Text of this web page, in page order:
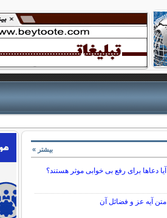
آیا دعاها برای رفع بی خوابی موثر هستند؟
متن آیه عز و فضائل آن
بیشتر »